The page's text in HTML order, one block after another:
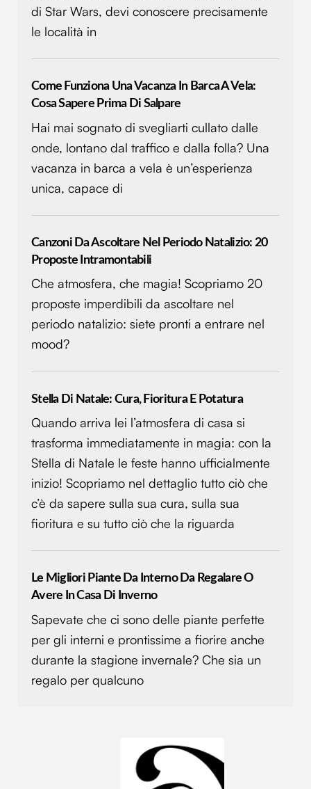
Utilizziamo i cookie per personalizzare contenuti ed
annunci, per fornire funzionalità dei social media e per
nostri partner che si occupano di analisi dei dati web,
pubblicità e social media, i quali potrebbero combinarle
raccolto dal tuo utilizzo dei loro servizi.
di Star Wars, devi conoscere precisamente
le località in
Come Funziona Una Vacanza In Barca A Vela:
Cosa Sapere Prima Di Salpare
Hai mai sognato di svegliarti cullato dalle
onde, lontano dal traffico e dalla folla? Una
vacanza in barca a vela è un’esperienza
unica, capace di
Canzoni Da Ascoltare Nel Periodo Natalizio: 20
Proposte Intramontabili
Che atmosfera, che magia! Scopriamo 20
proposte imperdibili da ascoltare nel
periodo natalizio: siete pronti a entrare nel
mood?
Stella Di Natale: Cura, Fioritura E Potatura
Quando arriva lei l’atmosfera di casa si
trasforma immediatamente in magia: con la
Stella di Natale le feste hanno ufficialmente
inizio! Scopriamo nel dettaglio tutto ciò che
c’è da sapere sulla sua cura, sulla sua
fioritura e su tutto ciò che la riguarda
Le Migliori Piante Da Interno Da Regalare O
Avere In Casa Di Inverno
Sapevate che ci sono delle piante perfette
per gli interni e prontissime a fiorire anche
durante la stagione invernale? Che sia un
regalo per qualcuno